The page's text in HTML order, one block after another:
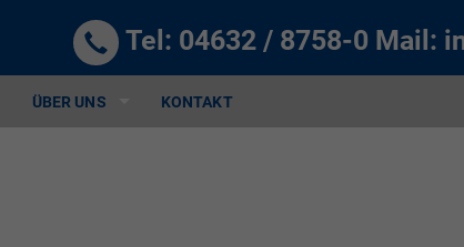
Tel: 04632 / 8758-0 Mail:
ÜBER UNS KONTAKT